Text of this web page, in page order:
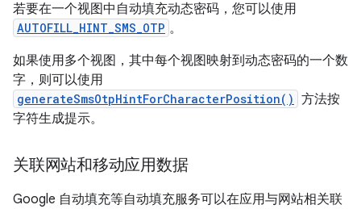
若要在一个视图中自动填充动态密码，您可以使用
AUTOFILL_HINT_SMS_OTP 。
如果使用多个视图，其中每个视图映射到动态密码的一个数
字，则可以使用
generateSmsOtpHintForCharacterPosition() 方法按
字符生成提示。
关联网站和移动应用数据
Google 自动填充等自动填充服务可以在应用与网站相关联